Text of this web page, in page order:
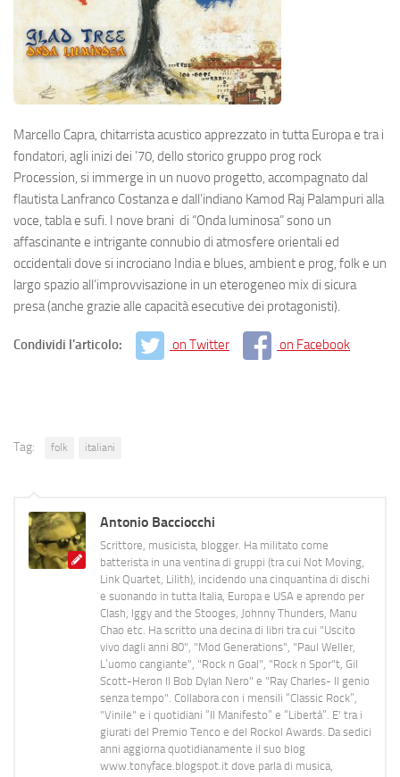
Marcello Capra, chitarrista acustico apprezzato in tutta Europa e tra i
fondatori, agli inizi dei ’70, dello storico gruppo prog rock
Procession, si immerge in un nuovo progetto, accompagnato dal
flautista Lanfranco Costanza e dall’indiano Kamod Raj Palampuri alla
voce, tabla e sufi. I nove brani di “Onda luminosa” sono un
affascinante e intrigante connubio di atmosfere orientali ed
occidentali dove si incrociano India e blues, ambient e prog, folk e un
largo spazio all’improvvisazione in un eterogeneo mix di sicura
presa (anche grazie alle capacità esecutive dei protagonisti).
Condividi l'articolo: on Twitter on Facebook
Tag: folk italiani
Antonio Bacciocchi
Scrittore, musicista, blogger. Ha militato come
batterista in una ventina di gruppi (tra cui Not Moving,
Link Quartet, Lilith), incidendo una cinquantina di dischi
e suonando in tutta Italia, Europa e USA e aprendo per
Clash, Iggy and the Stooges, Johnny Thunders, Manu
Chao etc. Ha scritto una decina di libri tra cui "Uscito
vivo dagli anni 80", "Mod Generations", "Paul Weller,
L’uomo cangiante", "Rock n Goal", "Rock n Spor"t, Gil
Scott-Heron Il Bob Dylan Nero" e "Ray Charles- Il genio
senza tempo". Collabora con i mensili “Classic Rock”,
"Vinile" e i quotidiani “Il Manifesto” e “Libertà”. E' tra i
giurati del Premio Tenco e del Rockol Awards. Da sedici
anni aggiorna quotidianamente il suo blog
www.tonyface.blogspot.it dove parla di musica,